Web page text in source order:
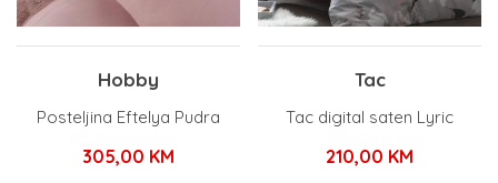
Hobby
Posteljina Eftelya Pudra
305,00 KM
Tac
Tac digital saten Lyric
210,00 KM